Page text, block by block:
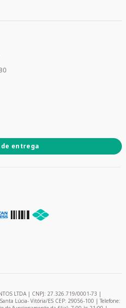
de entrega
LTDA | CNPJ: 27.326.719/0001-73 |
Lúcia- Vitória/ES CEP: 29056-100 | Telefone: